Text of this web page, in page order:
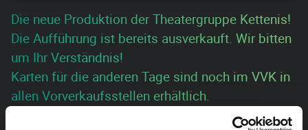
Die neue Produktion der Theatergruppe Kettenis!
Die Aufführung ist bereits ausverkauft. Wir bitten
um Ihr Verständnis!
Karten für die anderen Tage sind noch im VVK in
allen Vorverkaufsstellen erhältlich.